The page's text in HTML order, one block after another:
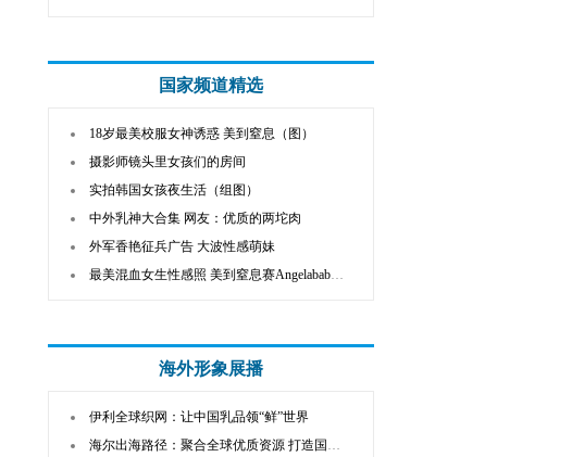
国家频道精选
18岁最美校服女神诱惑 美到窒息（图）
摄影师镜头里女孩们的房间
实拍韩国女孩夜生活（组图）
中外乳神大合集 网友：优质的两坨肉
外军香艳征兵广告 大波性感萌妹
最美混血女生性感照 美到窒息赛Angelababy（图集）
海外形象展播
伊利全球织网：让中国乳品领“鲜”世界
海尔出海路径：聚合全球优质资源 打造国际名牌